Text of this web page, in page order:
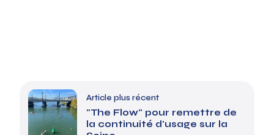
Article plus récent
"The Flow" pour remettre de
la continuité d'usage sur la